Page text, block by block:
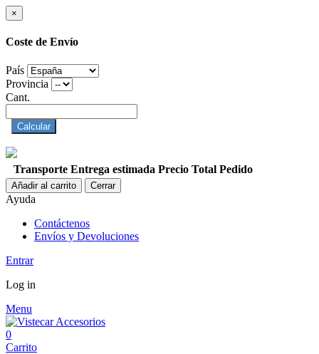
×
Coste de Envío
País
Provincia
Cant.
Calcular
Transporte Entrega estimada Precio Total Pedido
Añadir al carrito Cerrar
Ayuda
Contáctenos
Envíos y Devoluciones
Entrar
Log in
Menu
0
Carrito